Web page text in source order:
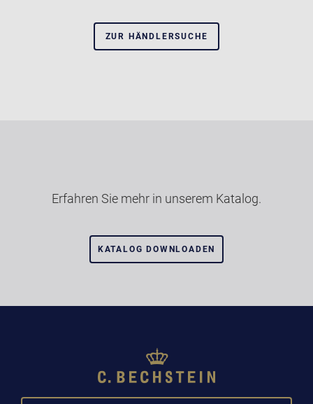
ZUR HÄNDLERSUCHE
Erfahren Sie mehr in unserem Katalog.
KATALOG DOWNLOADEN